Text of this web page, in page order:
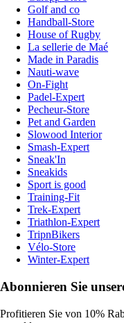
Golf and co
Handball-Store
House of Rugby
La sellerie de Maé
Made in Paradis
Nauti-wave
On-Fight
Padel-Expert
Pecheur-Store
Pet and Garden
Slowood Interior
Smash-Expert
Sneak'In
Sneakids
Sport is good
Training-Fit
Trek-Expert
Triathlon-Expert
TripnBikers
Vélo-Store
Winter-Expert
Abonnieren Sie
Profitieren Sie von 10%